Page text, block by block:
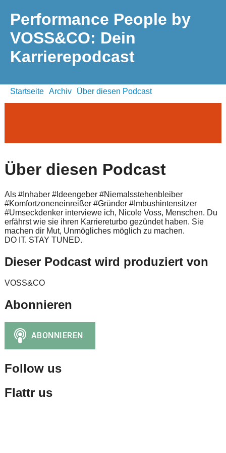
Performance People by
VOSS&CO: Dein
Karrierepodcast
Startseite Archiv Über diesen Podcast
Über diesen Podcast
Als #Inhaber #Ideengeber #Niemalsstehenbleiber
#Komfortzoneneinreißer #Gründer #Imbushintensitzer
#Umseckdenker interviewe ich, Nicole Voss, Menschen. Du
erfährst wie sie ihren Karriereturbo gezündet haben. Sie
machen dir Mut, Unmögliches möglich zu machen.
DO IT. STAY TUNED.
Dieser Podcast wird produziert von
VOSS&CO
Abonnieren
Follow us
Flattr us